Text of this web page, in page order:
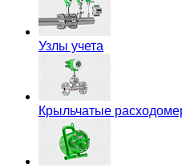
Узлы учета
Крыльчатые